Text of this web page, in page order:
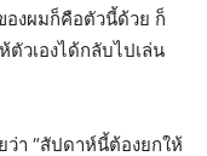
งผมก็คือตัวนี้ด้วย ก็
ตัวเองได้กลับไปเล่น
า “สัปดาห์นี้ต้องยกให้